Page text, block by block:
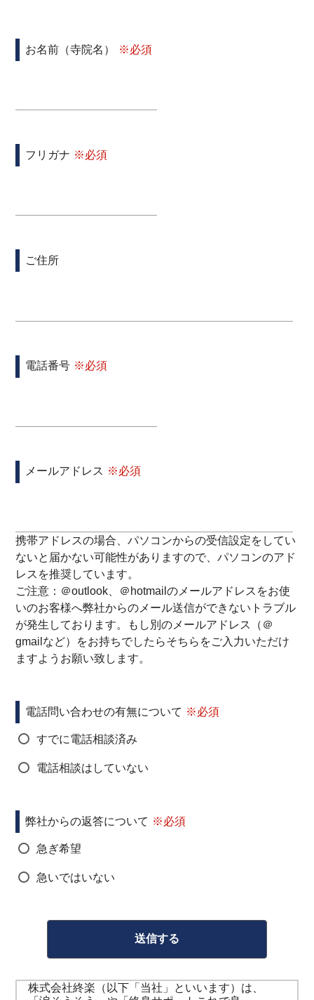
お名前（寺院名）
フリガナ
ご住所
電話番号
メールアドレス
携帯アドレスの場合、パソコンからの受信設定をしてい
ないと届かない可能性がありますので、パソコンのアド
レスを推奨しています。
ご注意：＠outlook、＠hotmailのメールアドレスをお使
いのお客様へ弊社からのメール送信ができないトラブル
が発生しております。もし別のメールアドレス（＠
gmailなど）をお持ちでしたらそちらをご入力いただけ
ますようお願い致します。
電話問い合わせの有無について
すでに電話相談済み
電話相談はしていない
弊社からの返答について
急ぎ希望
急いではいない
株式会社終楽（以下「当社」といいます）は、